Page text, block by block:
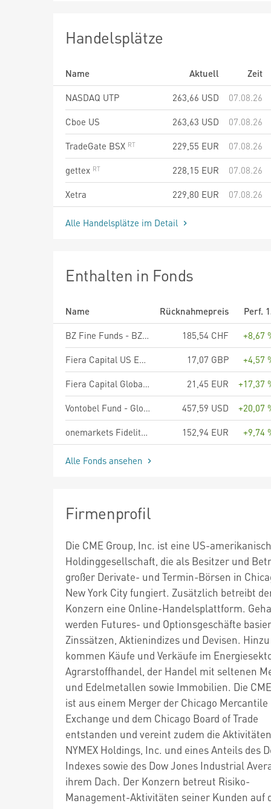
Handelsplätze
Name Aktuell
Zeit
NASDAQ UTP
263,66 USD
07.08.26
Cboe US
263,63 USD
07.08.26
TradeGate BSX
229,55 EUR
07.08.26
gettex
228,15 EUR
07.08.26
Xetra
229,80 EUR 07.08.26
Alle Handelsplätze im Detail
Enthalten in Fonds
Name Rücknahmepreis
Perf.
BZ Fine Funds - BZ Fine Agro A CHF
185,54 CHF
+8,67
Fiera Capital US Equity Fund - R Class Shares
17,07 GBP
+4,57
Fiera Capital Global Equity Fund - C Acc EUR
21,45 EUR
+17,37
Vontobel Fund - Global Equity Income B USD
457,59 USD
+20,07
onemarkets Fidelity World Equity Income Fund M
152,94 EUR +9,74
Alle Fonds ansehen
Firmenprofil
Die CME Group, Inc. ist eine US-
Holdinggesellschaft, die als Besitzer und
großer Derivate- und Termin-Börsen in
New York City fungiert. Zusätzlich betreibt
Konzern eine Online-Handelsplattform.
werden Futures- und Optionsgeschäfte
Zinssätzen, Aktienindizes und Devisen. Hinzu
kommen Käufe und Verkäufe im
Agrarstoffhandel, der Handel mit seltenen
und Edelmetallen sowie Immobilien. Die
ist aus einem Merger der Chicago Mercantile
Exchange und dem Chicago Board of Trade
entstanden und vereint zudem die
NYMEX Holdings, Inc. und eines Anteils des
Indexes sowie des Dow Jones Industrial
ihrem Dach. Der Konzern betreut Risiko-
Management-Aktivitäten seiner Kunden auf